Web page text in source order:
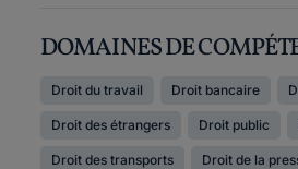
DOMAINES DE
Droit du travail Droit bancaire
Droit des étrangers Droit public
Droit des transports Droit de la